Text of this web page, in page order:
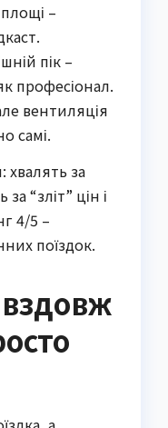
–
пік –
професіонал.
вентиляція
самі.
хвалять за
“зліт” цін і
4/5 –
поїздок.
вздовж